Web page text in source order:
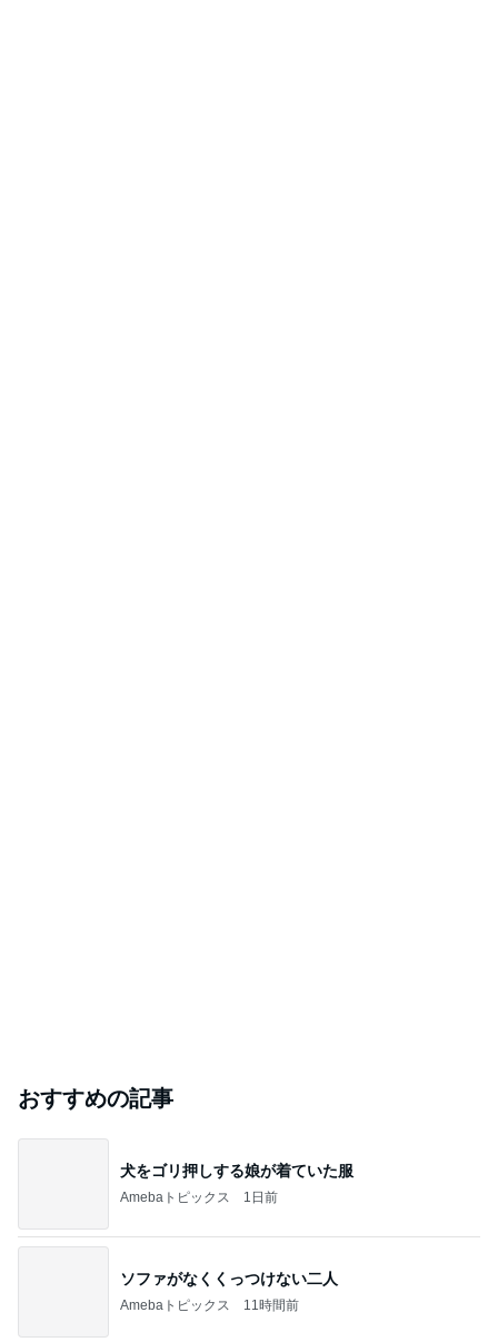
おすすめの記事
犬をゴリ押しする娘が着ていた服
Amebaトピックス 1日前
ソファがなくくっつけない二人
Amebaトピックス 11時間前